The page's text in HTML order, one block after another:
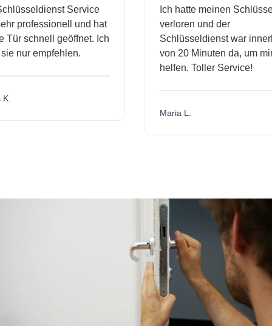
Service
professionell und hat
schnell geöffnet. Ich
nur empfehlen.
Ich hatte meinen Schlüssel
verloren und der
Schlüsseldienst war
von 20 Minuten da, um mir
helfen. Toller Service!
Maria L.